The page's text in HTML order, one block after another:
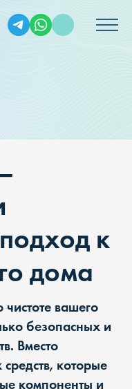
к
дома
вашего
безопасных и
Вместо
которые
компоненты и